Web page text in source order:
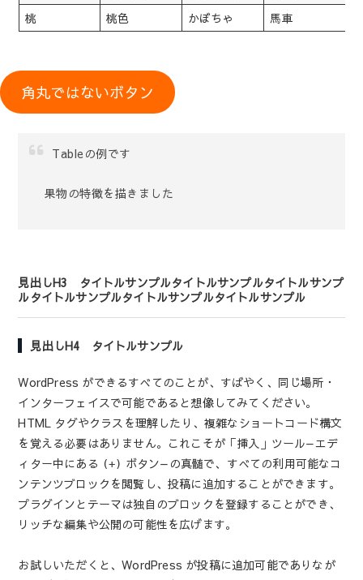
桃
桃色 かぼちゃ 馬車
角丸ではないボタン
Tableの例です
果物の特徴を描きました
見出しH3 タイトルサンプルタイトルサンプルタイトルサンプ
ルタイトルサンプルタイトルサンプルタイトルサンプル
見出しH4 タイトルサンプル
WordPress ができるすべてのことが、すばやく、同じ場所・
インターフェイスで可能であると想像してみてください。
HTML タグやクラスを理解したり、複雑なショートコード構文
を覚える必要はありません。これこそが「挿入」ツール—エデ
ィター中にある (+) ボタン—の真髄で、すべての利用可能なコ
ンテンツブロックを閲覧し、投稿に追加することができます。
プラグインとテーマは独自のブロックを登録することができ、
リッチな編集や公開の可能性を広げます。
お試しいただくと、WordPress が投稿に追加可能でありなが